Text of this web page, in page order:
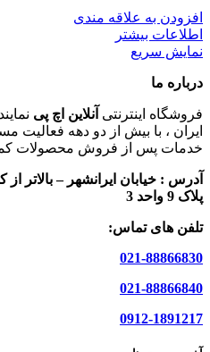
افزودن به علاقه مندی
اطلاعات بیشتر
نمایش سریع
درباره ما
فروشگاه اینترنتی آنلاین اچ پی
ایران ، با بیش از دو دهه
خدمات پس از فروش محصولات
آدرس : خیابان ایرانشهر – بالاتر
پلاک 9 واحد 3
تلفن های تماس:
021-88866830
021-88866840
0912-1891217